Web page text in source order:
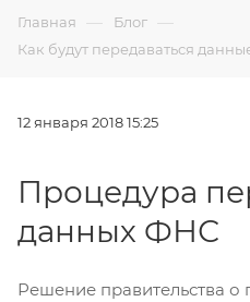
Главная — Блог —
Как будут передаваться
12 января 2018 15:25
Процедура
данных ФНС
Решение правительства о